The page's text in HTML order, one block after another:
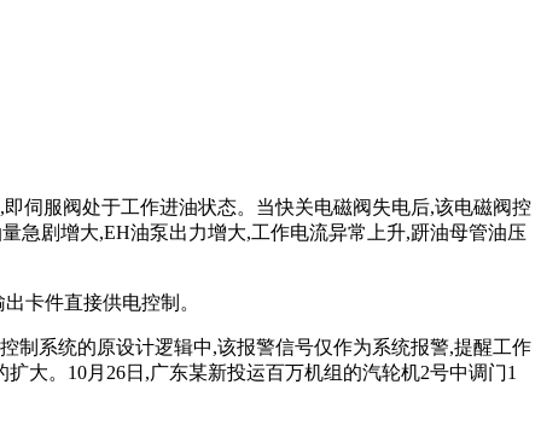
伺服阀处于工作进油状态。当快关电磁阀失电后,该电磁阀控
急剧增大,EH油泵出力增大,工作电流异常上升,趼油母管油压
卡件直接供电控制。
制系统的原设计逻辑中,该报警信号仅作为系统报警,提醒工作
大。10月26日,广东某新投运百万机组的汽轮机2号中调门1